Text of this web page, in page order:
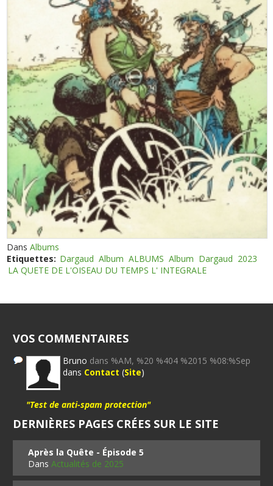
DansAlbums
Etiquettes: Dargaud Album ALBUMS Album Dargaud 2023
LA QUETE DE L'OISEAU DU TEMPS L' INTEGRALE
VOS COMMENTAIRES
Bruno dans %AM, %20 %404 %2015 %08:%Sep
dans Contact (Site)
"Test de anti-spam protection"
DERNIÈRES PAGES CRÉES SUR LE SITE
Après la Quête - Épisode 5
DansActualités de 2025